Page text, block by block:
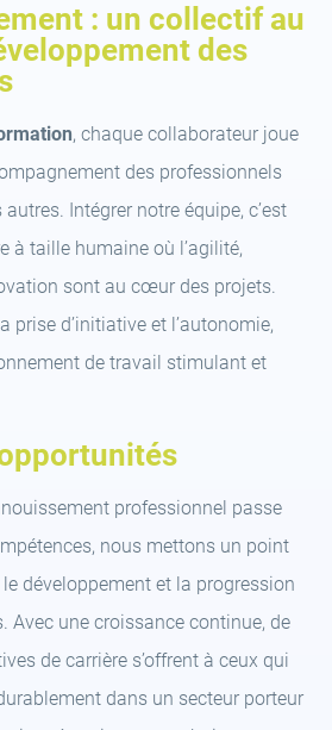
: un collectif au
des
, chaque collaborateur joue
des professionnels
Intégrer notre équipe, c’est
à taille humaine où l’agilité,
sont au cœur des projets.
prise d’initiative et l’autonomie,
de travail stimulant et
professionnel passe
nous mettons un point
développement et la progression
Avec une croissance continue, de
de carrière s’offrent à ceux qui
dans un secteur porteur